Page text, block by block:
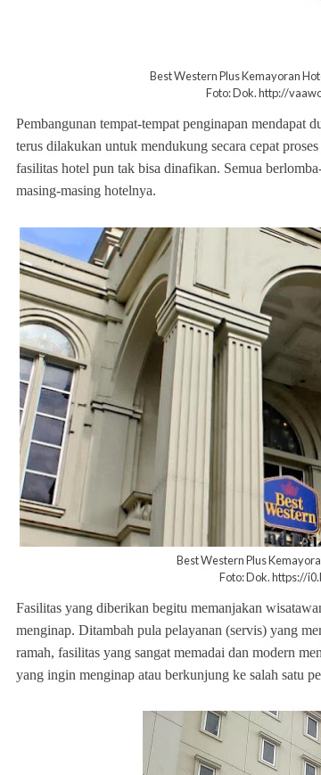
Best Western Plus Kemayoran
Foto: Dok. http://
Pembangunan tempat-tempat penginapan mendapat
terus dilakukan untuk mendukung secara cepat
fasilitas hotel pun tak bisa dinafikan. Semua
masing-masing hotelnya.
Best Western Plus
Foto: Dok. https://
Fasilitas yang diberikan begitu memanjakan
menginap. Ditambah pula pelayanan (servis) yang
ramah, fasilitas yang sangat memadai dan modern
yang ingin menginap atau berkunjung ke salah satu